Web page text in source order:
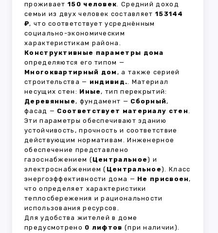
проживает 150 человек. Средний доход
семьи из двух человек составляет 153144
₽, что соответствует усреднённым
социально-экономическим
характеристикам района.
Конструктивные параметры дома
определяются его типом —
Многоквартирный дом , а также серией
строительства — индивид.. Материал
несущих стен: Иные, тип перекрытий:
Деревянные, фундамент — Сборный,
фасад — Соответствует материалу стен.
Эти параметры обеспечивают зданию
устойчивость, прочность и соответствие
действующим нормативам. Инженерное
обеспечение представлено
газоснабжением (Центральное) и
электроснабжением ( Центральное). Класс
энергоэффективности дома — Не присвоен,
что определяет характеристики
теплосбережения и рациональности
использования ресурсов.
Для удобства жителей в доме
предусмотрено 0 лифтов (при наличии).